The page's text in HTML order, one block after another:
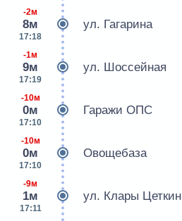
-2м
8м
17:18
ул. Гагарина
-1м
9м
17:19
ул. Шоссейная
-10м
0м
17:10
Гаражи ОПС
-10м
0м
17:10
Овощебаза
-9м
1м
17:11
ул. Клары Цеткин